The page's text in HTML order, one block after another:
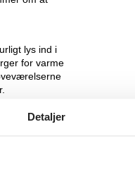
lys ind i
for varme
under
store
nydes i ro
Detaljer